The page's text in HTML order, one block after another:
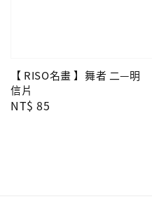
【 RISO名畫 】舞者 二—明
信片
Regular
NT$ 85